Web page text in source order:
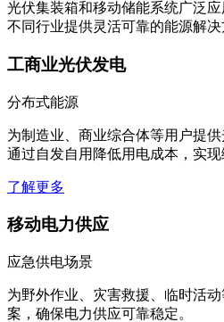
光伏集装箱和移动储能系统广泛
不同行业提供灵活可靠的能源解决
工商业光伏发电
分布式能源
为制造业、商业综合体等用户提
通过自发自用降低用电成本，实现
了解更多
移动电力供应
应急供电场景
为野外作业、灾害救援、临时活
案，确保电力供应可靠稳定。